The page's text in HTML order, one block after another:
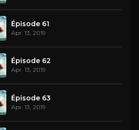
Épisode 61
Apr. 13, 2019
Épisode 62
Apr. 13, 2019
Épisode 63
Apr. 13, 2019